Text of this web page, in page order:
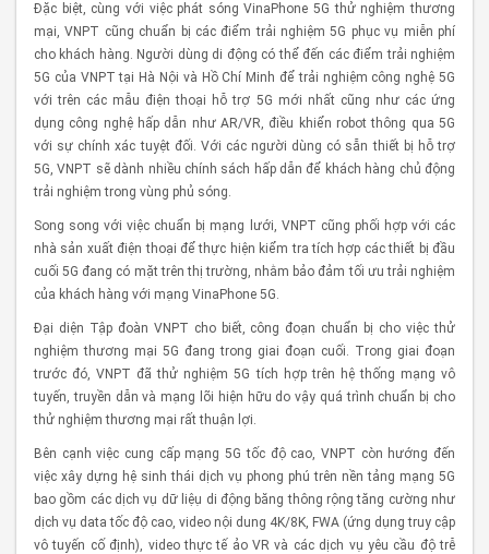
Đặc biệt, cùng với việc phát sóng VinaPhone 5G thử nghiệm thương
mại, VNPT cũng chuẩn bị các điểm trải nghiệm 5G phục vụ miễn phí
cho khách hàng. Người dùng di động có thể đến các điểm trải nghiệm
5G của VNPT tại Hà Nội và Hồ Chí Minh để trải nghiệm công nghệ 5G
với trên các mẫu điện thoại hỗ trợ 5G mới nhất cũng như các ứng
dụng công nghệ hấp dẫn như AR/VR, điều khiển robot thông qua 5G
với sự chính xác tuyệt đối. Với các người dùng có sẵn thiết bị hỗ trợ
5G, VNPT sẽ dành nhiều chính sách hấp dẫn để khách hàng chủ động
trải nghiệm trong vùng phủ sóng.
Song song với việc chuẩn bị mạng lưới, VNPT cũng phối hợp với các
nhà sản xuất điện thoại để thực hiện kiểm tra tích hợp các thiết bị đầu
cuối 5G đang có mặt trên thị trường, nhằm bảo đảm tối ưu trải nghiệm
của khách hàng với mạng VinaPhone 5G.
Đại diện Tập đoàn VNPT cho biết, công đoạn chuẩn bị cho việc thử
nghiệm thương mại 5G đang trong giai đoạn cuối. Trong giai đoạn
trước đó, VNPT đã thử nghiệm 5G tích hợp trên hệ thống mạng vô
tuyến, truyền dẫn và mạng lõi hiện hữu do vậy quá trình chuẩn bị cho
thử nghiệm thương mại rất thuận lợi.
Bên cạnh việc cung cấp mạng 5G tốc độ cao, VNPT còn hướng đến
việc xây dựng hệ sinh thái dịch vụ phong phú trên nền tảng mạng 5G
bao gồm các dịch vụ dữ liệụ di động băng thông rộng tăng cường như
dịch vụ data tốc độ cao, video nội dung 4K/8K, FWA (ứng dụng truy cập
vô tuyến cố định), video thực tế ảo VR và các dịch vụ yêu cầu độ trễ